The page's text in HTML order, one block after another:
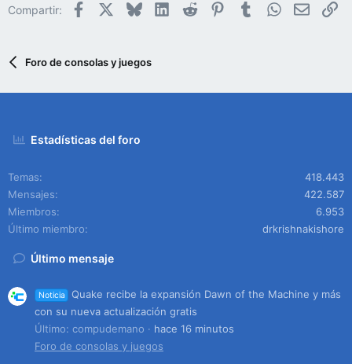
Compartir: Facebook BlueskyLinkedIn
Reddit PinterestTumblrWhatsApp
Email
Foro de consolas y juegos
Estadísticas del foro
Temas
418.443
Mensajes
422.587
Miembros
6.953
Último miembro
drkrishnakishore
Último mensaje
Noticia
Quake recibe la expansión Dawn of the Machine y más
con su nueva actualización gratis
Último: compudemano
hace 16 minutos
Foro de consolas y juegos